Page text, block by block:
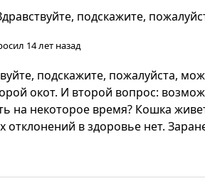
подскажите,
14 лет назад
подскажите, пожалуйста,
окот. И второй вопрос:
на некоторое время? Кошка
отклонений в здоровье нет.